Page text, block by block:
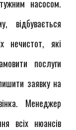
насосом.
нечистот, які
послуги
заявку на
Менеджер
всіх нюансів